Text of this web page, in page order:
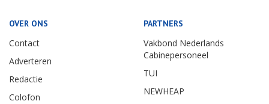
OVER ONS
Contact
Adverteren
Redactie
Colofon
PARTNERS
Vakbond Nederlands
Cabinepersoneel
TUI
NEWHEAP